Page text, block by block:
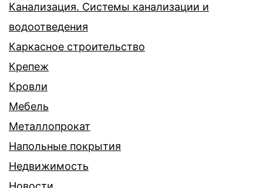
Канализация. Системы канализации и
водоотведения
Каркасное строительство
Крепеж
Кровли
Мебель
Металлопрокат
Напольные покрытия
Недвижимость